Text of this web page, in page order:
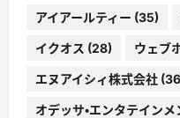
アイアールティー (35)
イクオス (28) ウェブ
エヌアイシィ株式会社
オデッサ・エンタテインメ